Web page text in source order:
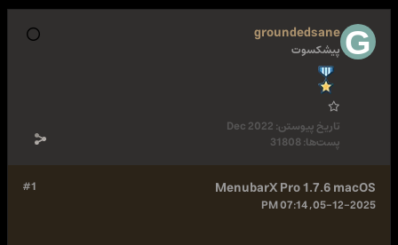
groundedsane
پیشکسوت
تاریخ پیوستن:Dec 2022
پست‌ها:31808
#1 MenubarX Pro 1.7.6 macOS
05-12-2025, 07:14 PM